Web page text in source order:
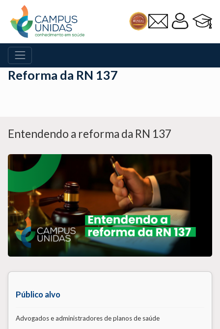
Reforma da RN 137
Entendendo a reforma da RN 137
Público alvo
Advogados e administradores de planos de saúde